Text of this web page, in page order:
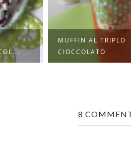
PANINI AL LATTE
FATTI IN CA...
8